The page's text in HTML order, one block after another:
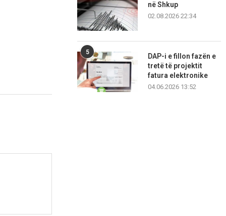
në Shkup
02.08.2026 22:34
5
DAP-i e fillon fazën e
tretë të projektit
fatura elektronike
04.06.2026 13:52